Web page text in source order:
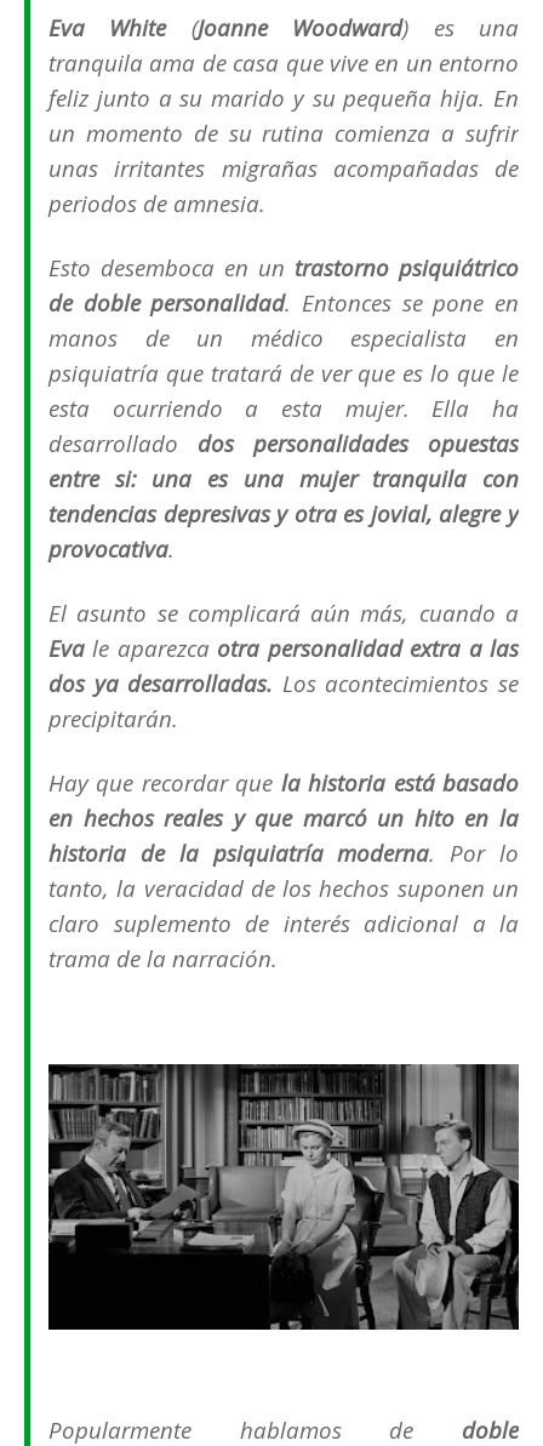
Eva White(Joanne Woodward) es una
tranquila ama de casa que vive en un entorno
feliz junto a su marido y su pequeña hija. En
un momento de su rutina comienza a sufrir
unas irritantes migrañas acompañadas de
periodos de amnesia.
Esto desemboca en un trastorno psiquiátrico
de doble personalidad. Entonces se pone en
manos de un médico especialista en
psiquiatría que tratará de ver que es lo que le
esta ocurriendo a esta mujer. Ella ha
desarrollado dos personalidades opuestas
entre si: una es una mujer tranquila con
tendencias depresivas y otra es jovial, alegre y
provocativa.
El asunto se complicará aún más, cuando a
Eva le aparezca otra personalidad extra a las
dos ya desarrolladas. Los acontecimientos se
precipitarán.
Hay que recordar que la historia está basado
en hechos reales y que marcó un hito en la
historia de la psiquiatría moderna. Por lo
tanto, la veracidad de los hechos suponen un
claro suplemento de interés adicional a la
trama de la narración.
Popularmente hablamos de doble